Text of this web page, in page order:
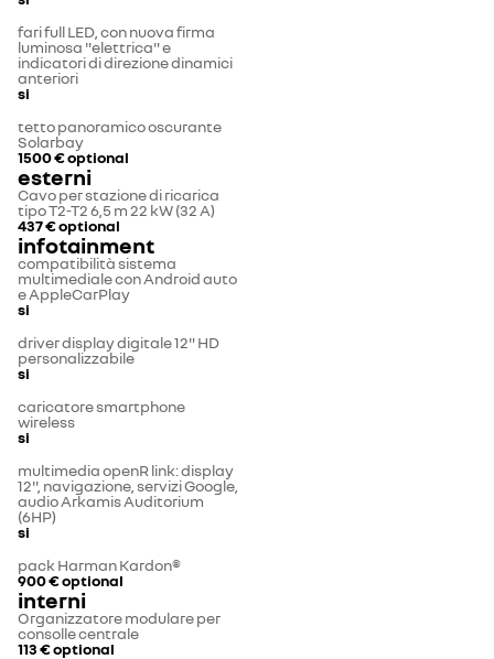
fari full LED, con nuova firma
luminosa "elettrica" e
indicatori di direzione dinamici
anteriori
si
tetto panoramico oscurante
Solarbay
1500 €optional
esterni
Cavo per stazione di ricarica
tipo T2-T2 6,5 m 22 kW (32 A)
437 €optional
infotainment
compatibilità sistema
multimediale con Android auto
e AppleCarPlay
si
driver display digitale 12" HD
personalizzabile
si
caricatore smartphone
wireless
si
multimedia openR link: display
12'', navigazione, servizi Google,
audio Arkamis Auditorium
(6HP)
si
pack Harman Kardon®
900 €optional
interni
Organizzatore modulare per
consolle centrale
113 €optional